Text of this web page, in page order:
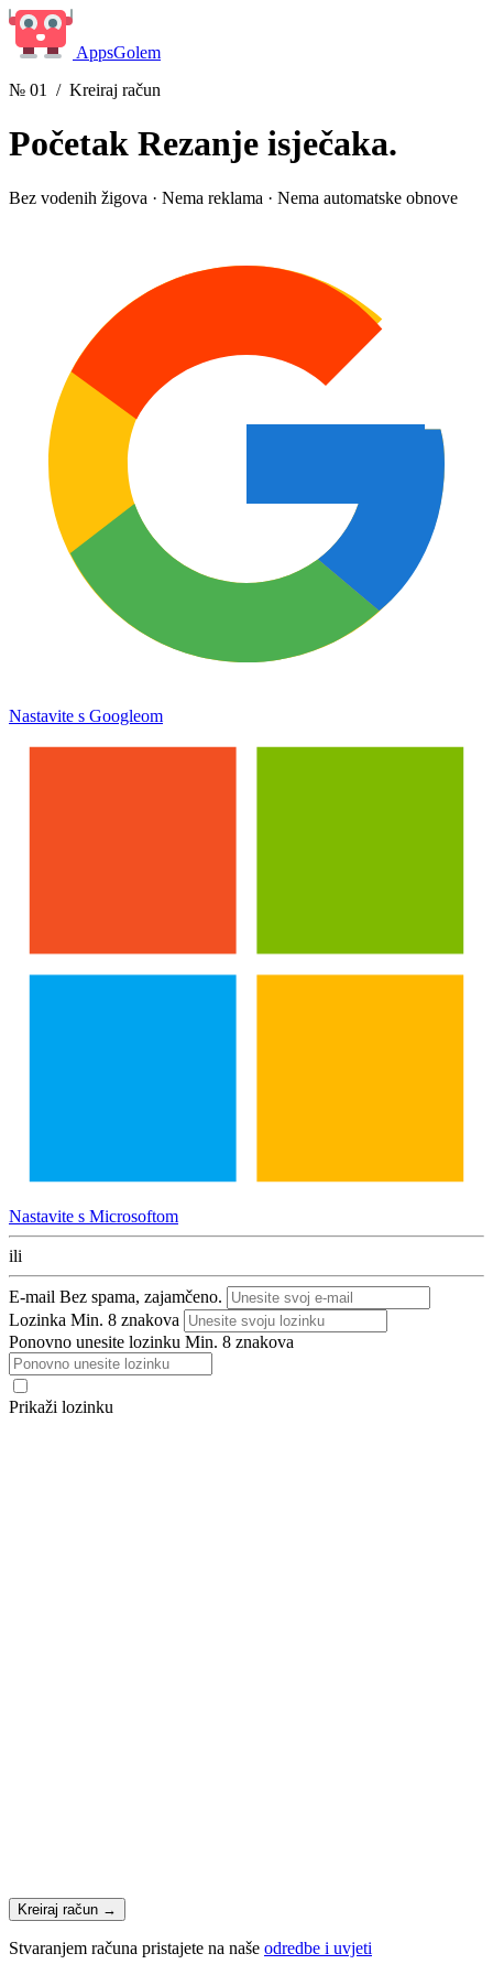
AppsGolem
№ 01
/ Kreiraj račun
Početak Rezanje isječaka.
Bez vodenih žigova · Nema reklama · Nema automatske obnove
Nastavite s Googleom
Nastavite s Microsoftom
ili
E-mail Bez spama, zajamčeno.
Lozinka Min. 8 znakova
Ponovno unesite lozinku Min. 8 znakova
Prikaži lozinku
Kreiraj račun →
Stvaranjem računa pristajete na naše odredbe i uvjeti